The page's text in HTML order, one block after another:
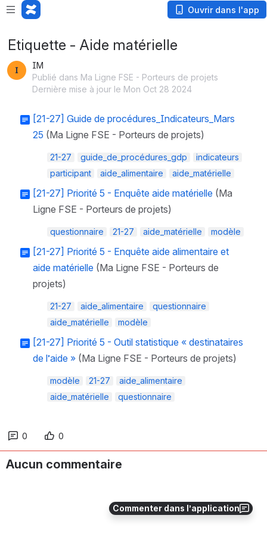
Ouvrir dans l'app
Commenter dans l’application
Etiquette - Aide matérielle
IM
Publié dans Ma Ligne FSE - Porteurs de projets
Dernière mise à jour le Mon Oct 28 2024
[21-27] Guide de procédures_Indicateurs_Mars
25 (Ma Ligne FSE - Porteurs de projets)
21-27 guide_de_procédures_gdp
indicateurs
participant
aide_alimentaire aide_matérielle
[21-27] Priorité 5 - Enquête aide matérielle (Ma
Ligne FSE - Porteurs de projets)
questionnaire 21-27 aide_matérielle modèle
[21-27] Priorité 5 - Enquête aide alimentaire et
aide matérielle (Ma Ligne FSE - Porteurs de
projets)
21-27 aide_alimentaire
questionnaire
aide_matérielle
modèle
[21-27] Priorité 5 - Outil statistique « destinataires
de l’aide » (Ma Ligne FSE - Porteurs de projets)
modèle 21-27
aide_alimentaire
aide_matérielle
questionnaire
0 0
Aucun commentaire